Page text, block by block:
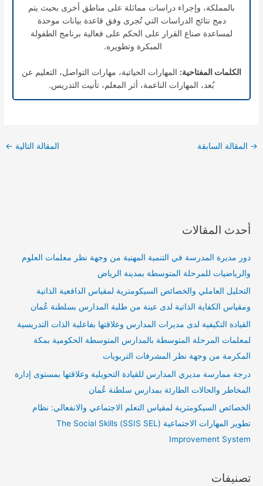
بالمملكة، وإجراء دراسات مماثلة على مناطق أخرى بحيث يتم
دمج نتائج الدراسات التي تُجرى وفق قاعدة بيانات موحدة
لمساعدة صناع القرار على الحكم على فعالية برنامج الطفولة
المبكرة وتطويره.
الكلمات المفتاحية: المهارات الحياتية، مهارات التواصل، التعليم عن
بُعد، المهارات الناعمة، أثر المعلم، تأنيث التدريس.
→ المقالة السابقة المقالة التالية ←
أحدث المقالات
دور مديرة المدرسة في التنمية المهنية من وجهة نظر معلمات العلوم
والرياضيات للمرحلة المتوسطة بمدينة الرياض
التحليل العاملي والخصائص السيكومترية لمقياس الدافعية الذاتية
ومقياس الكفاية الذاتية لدى عينة من طلبة المدارس بسلطنة عُمان
القيادة التكيفية لدى مديرات المدارس وعلاقتها بفاعلية الذات التدريسية
لمعلمات المرحلة المتوسطة بالمدارس المتوسطة الحكومية بمكة
المكرمة من وجهة نظر المشرفات التربويات
درجة ممارسة مديري المدارس للقيادة التحويلية وعلاقتها بمستوى إدارة
المخاطر والحالات الطارئة بمدارس سلطنة عُمان
الخصائص السيكومترية لمقياس التعلم الاجتماعي والانفعالي: نظام
تطوير المهارات الاجتماعية (SSIS SEL) The Social Skills
Improvement System
تصنيفات